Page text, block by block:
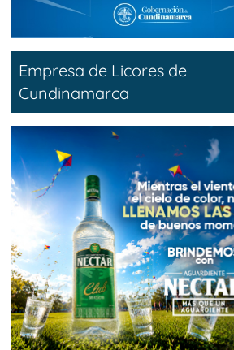
Empresa de Licores de
Cundinamarca